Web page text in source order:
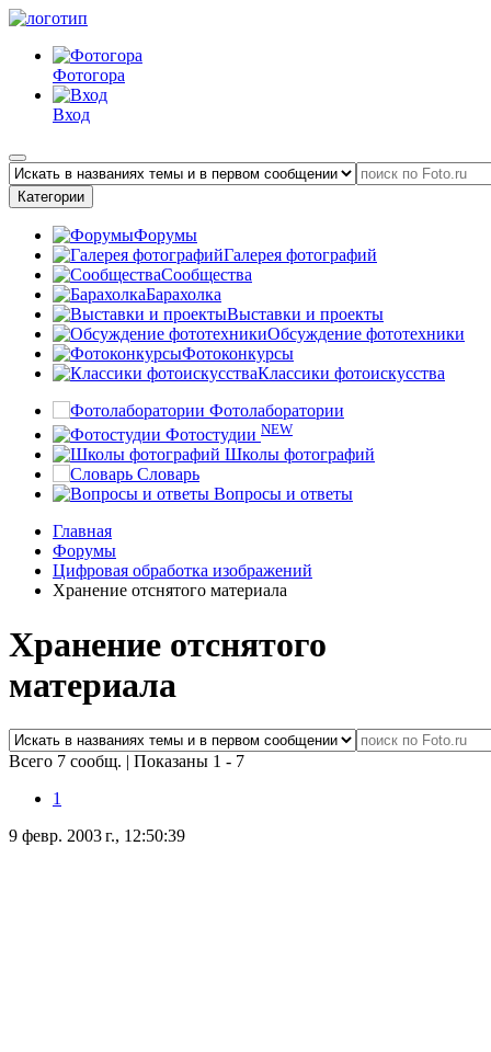
Фотогора
Вход
Категории
Форумы
Галерея фотографий
Сообщества
Барахолка
Выставки и проекты
Обсуждение фототехники
Фотоконкурсы
Классики фотоискусства
Фотолаборатории
Фотостудии NEW
Школы фотографий
Словарь
Вопросы и ответы
Главная
Форумы
Цифровая обработка изображений
Хранение отснятого материала
Хранение отснятого
материала
Всего 7 сообщ. | Показаны 1 - 7
1
9 февр. 2003 г., 12:50:39